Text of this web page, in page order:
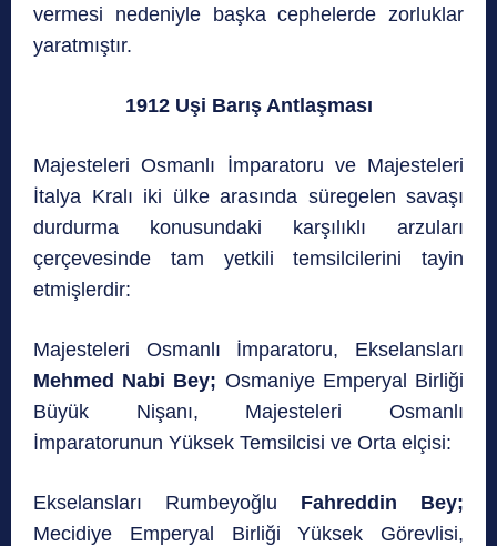
vermesi nedeniyle başka cephelerde zorluklar
yaratmıştır.
1912 Uşi Barış Antlaşması
Majesteleri Osmanlı İmparatoru ve Majesteleri
İtalya Kralı iki ülke arasında süregelen savaşı
durdurma konusundaki karşılıklı arzuları
çerçevesinde tam yetkili temsilcilerini tayin
etmişlerdir:
Majesteleri Osmanlı İmparatoru, Ekselansları
Mehmed Nabi Bey; Osmaniye Emperyal Birliği
Büyük Nişanı, Majesteleri Osmanlı
İmparatorunun Yüksek Temsilcisi ve Orta elçisi:
Ekselansları Rumbeyoğlu Fahreddin Bey;
Mecidiye Emperyal Birliği Yüksek Görevlisi,